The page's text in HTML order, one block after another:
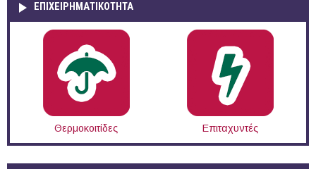
ΕΠΙΧΕΙΡΗΜΑΤΙΚΟΤΗΤΑ
Θερμοκοιτίδες Επιταχυντές